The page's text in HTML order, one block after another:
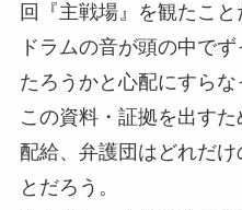
回『主戦場』を観たこ
ドラムの音が頭の中で
たろうかと心配にすらな
この資料・証拠を出すた
配給、弁護団はどれだ
とだろう。